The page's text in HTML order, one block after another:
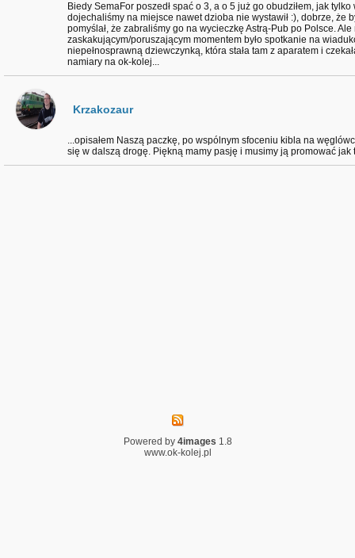
Biedy SemaFor poszedł spać o 3, a o 5 już go obudziłem, jak tylko
dojechaliśmy na miejsce nawet dzioba nie wystawił :), dobrze, że
pomyślał, że zabraliśmy go na wycieczkę Astrą-Pub po Polsce.
zaskakującym/poruszającym momentem było spotkanie na
niepełnosprawną dziewczynką, która stała tam z aparatem i
namiary na ok-kolej...
Krzakozaur
...opisałem Naszą paczkę, po wspólnym sfoceniu kibla na
się w dalszą drogę. Piękną mamy pasję i musimy ją promować
Powered by 4images 1.8
www.ok-kolej.pl